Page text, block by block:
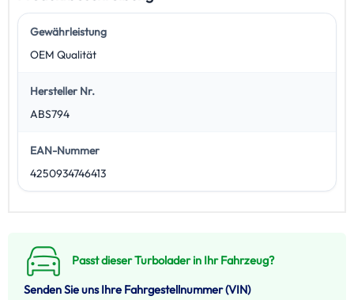
Gewährleistung
OEM Qualität
Hersteller Nr.
ABS794
EAN-Nummer
4250934746413
Passt dieser Turbolader in Ihr Fahrzeug?
Senden Sie uns Ihre Fahrgestellnummer (VIN)